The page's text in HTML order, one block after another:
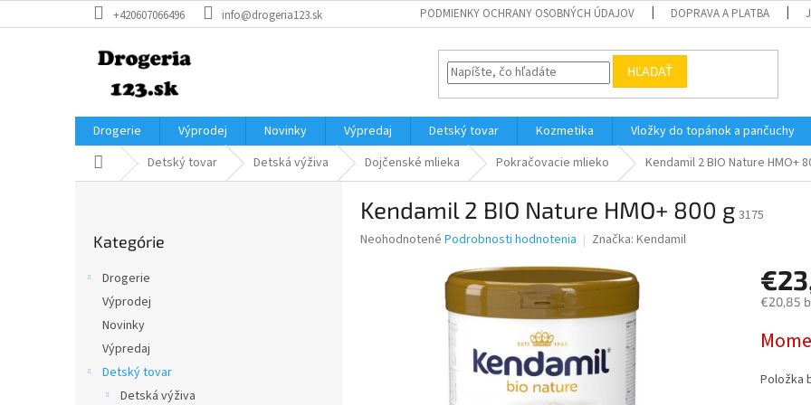
na
+420607066496 info@drogeria123.sk PODMIENKY OCHRANY OSOBNÝCH ÚDAJOV DOPRAVA A PLATBA
HĽADAŤ
Drogerie Výprodej Novinky Výpredaj Detský tovar Kozmetika Vložky do topánok a pančuchy
DomovDetský tovar Detská výživa Dojčenské mlieka Pokračovacie mlieko Kendamil 2 BIO Nature HMO+
kategórie
Kategórie
Drogerie
Výprodej
Novinky
Výpredaj
Detský tovar
Detská výživa
Kendamil 2 BIO Nature HMO+ 800 g 3175
Priemerné
Neohodnotené Podrobnosti hodnotenia Značka: Kendamil
€20,85
cena:
Položka